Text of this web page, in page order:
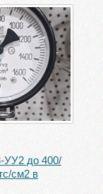
до 400/
см2 в